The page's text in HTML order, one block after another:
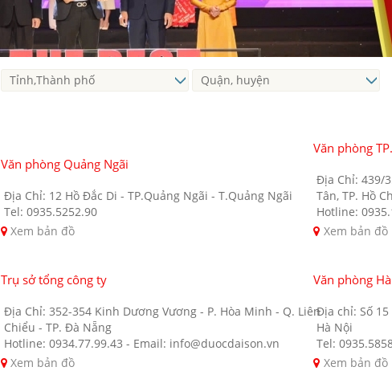
Văn phòng Quảng Ngãi
Địa Chỉ: 12 Hồ Đắc Di - TP.Quảng Ngãi - T.Quảng Ngãi
Tel: 0935.5252.90
Xem bản đồ
Văn phòng
Địa Chỉ: 439/
Tân, TP. Hồ
Hotline:
Xem bản đồ
Trụ sở tổng công ty
Địa Chỉ: 352-354 Kinh Dương Vương - P. Hòa Minh - Q. Liên
Chiểu - TP. Đà Nẵng
Hotline: 0934.77.99.43 - Email: info@duocdaison.vn
Xem bản đồ
Văn phòng
Địa chỉ: Số
Hà Nội
Tel:
Xem bản đồ